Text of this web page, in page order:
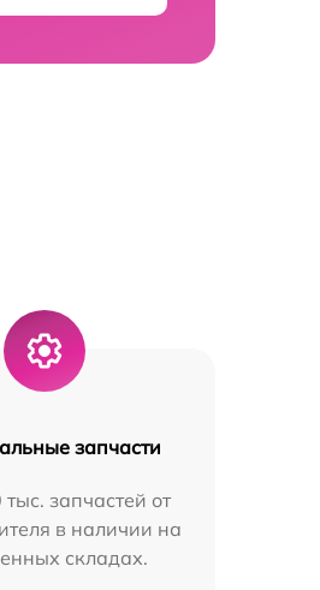
запчасти
запчастей от
в наличии на
складах.